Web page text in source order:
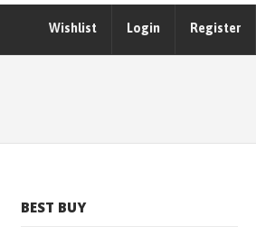
Wishlist Login Register
BEST BUY